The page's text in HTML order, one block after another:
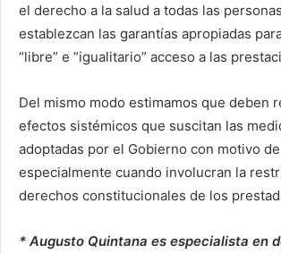
el derecho a la salud a todas las
establezcan las garantías apropiadas
“libre” e “igualitario” acceso a las
Del mismo modo estimamos que deben
efectos sistémicos que suscitan las
adoptadas por el Gobierno con motivo
especialmente cuando involucran la
derechos constitucionales de los
* Augusto Quintana es especialista en